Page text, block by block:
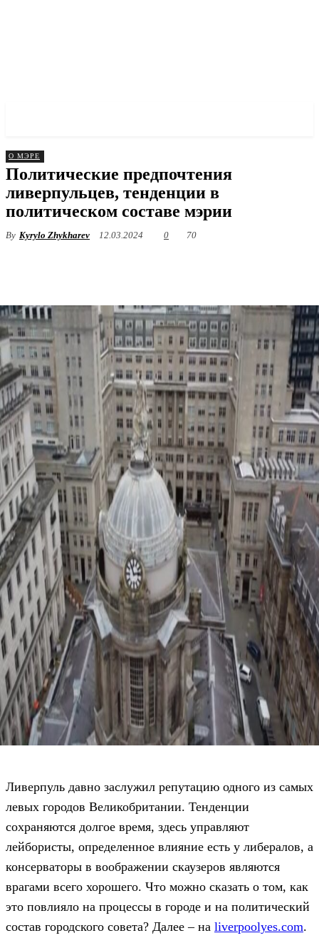
О МЭРЕ
Политические предпочтения
ливерпульцев, тенденции в
политическом составе мэрии
By Kyrylo Zhykharev 12.03.2024 0 70
Ливерпуль давно заслужил репутацию одного из самых
левых городов Великобритании. Тенденции
сохраняются долгое время, здесь управляют
лейбористы, определенное влияние есть у либералов, а
консерваторы в воображении скаузеров являются
врагами всего хорошего. Что можно сказать о том, как
это повлияло на процессы в городе и на политический
состав городского совета? Далее – на liverpoolyes.com.